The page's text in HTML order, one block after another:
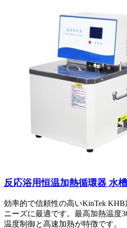
反応浴用恒温加熱循環器 水
効率的で信頼性の高いKinTek
ニーズに最適です。最高加熱温度
温度制御と高速加熱が特徴です。